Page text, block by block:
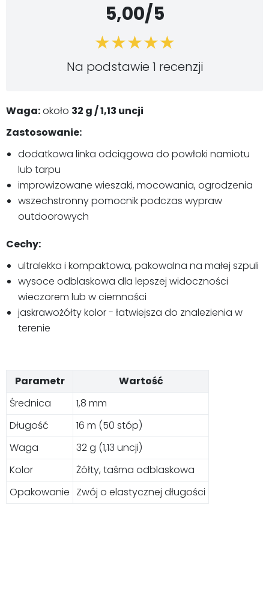
5,00/5
Na podstawie 1 recenzji
Waga:około 32 g / 1,13 uncji
Zastosowanie:
dodatkowa linka odciągowa do powłoki namiotu
lub tarpu
improwizowane wieszaki, mocowania, ogrodzenia
wszechstronny pomocnik podczas wypraw
outdoorowych
Cechy:
ultralekka i kompaktowa, pakowalna na małej szpuli
wysoce odblaskowa dla lepszej widoczności
wieczorem lub w ciemności
jaskrawożółty kolor - łatwiejsza do znalezienia w
terenie
Parametr
Wartość
Średnica
1,8 mm
Długość
16 m (50 stóp)
Waga
32 g (1,13 uncji)
Kolor
Żółty, taśma odblaskowa
Opakowanie Zwój o elastycznej długości